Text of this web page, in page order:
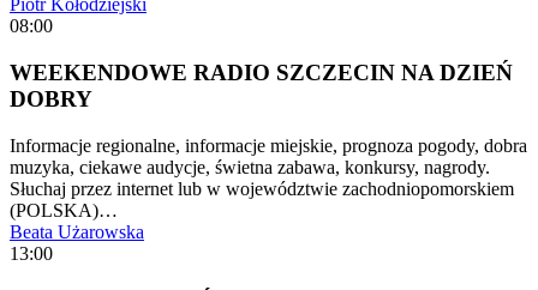
Piotr Kołodziejski
08:00
WEEKENDOWE RADIO SZCZECIN NA DZIEŃ
DOBRY
Informacje regionalne, informacje miejskie, prognoza pogody, dobra
muzyka, ciekawe audycje, świetna zabawa, konkursy, nagrody.
Słuchaj przez internet lub w województwie zachodniopomorskiem
(POLSKA)…
Beata Użarowska
13:00